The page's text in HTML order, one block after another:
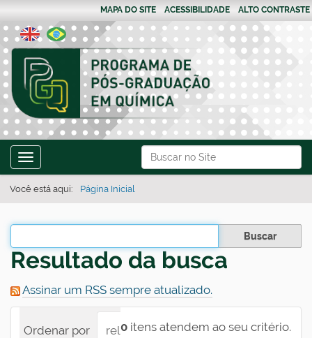
Busca
Busca Avançada…
MAPA DO SITE ACESSIBILIDADE ALTO CONTRASTE
Toggle navigation
Você está aqui: Página Inicial
Filtrar os resultados
Resultado da busca
Assinar um RSS sempre atualizado.
0 itens atendem ao seu critério.
Ordenar por relevância
data (mais recente